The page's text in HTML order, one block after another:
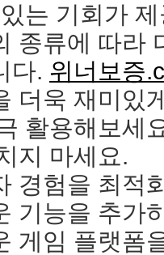
는 기회가
종류에 따라
다. 위너보증
더욱 재미있
활용해보세
지 마세요.
경험을 최적
기능을 추가
게임 플랫폼